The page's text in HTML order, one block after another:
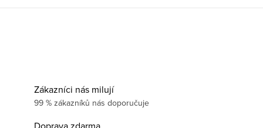
Zákazníci nás milují
99 % zákazníků nás doporučuje